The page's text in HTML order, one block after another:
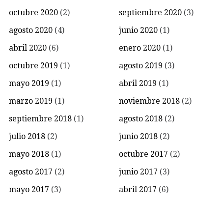
octubre 2020 (2) septiembre 2020 (3)
agosto 2020 (4) junio 2020 (1)
abril 2020 (6) enero 2020 (1)
octubre 2019 (1) agosto 2019 (3)
mayo 2019 (1) abril 2019 (1)
marzo 2019 (1) noviembre 2018 (2)
septiembre 2018 (1) agosto 2018 (2)
julio 2018 (2) junio 2018 (2)
mayo 2018 (1) octubre 2017 (2)
agosto 2017 (2) junio 2017 (3)
mayo 2017 (3) abril 2017 (6)